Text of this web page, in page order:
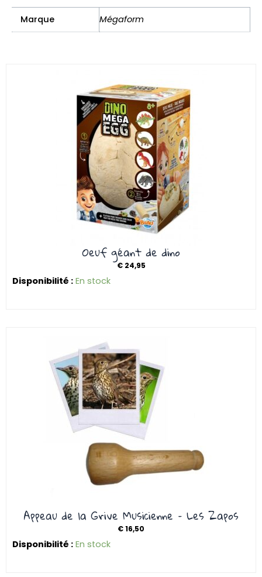
Marque Mégaform
Oeuf géant de dino
€24,95
Disponibilité : En stock
Appeau de la Grive Musicienne – Les Zapos
€16,50
Disponibilité : En stock